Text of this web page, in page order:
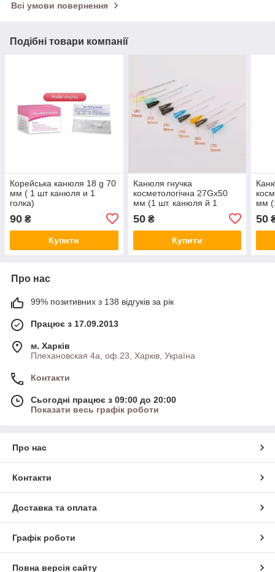
Всі умови повернення
Подібні товари компанії
Корейська канюля 18 g 70
мм ( 1 шт канюля и 1
голка)
90 ₴
Купити
Канюля гнучка
косметологічна 27Gx50
мм (1 шт. канюля й 1
50₴
Купити
мм
50
Про нас
99% позитивних з 138 відгуків за рік
Працює з 17.09.2013
м. Харків
Плехановская 4а, оф.23, Харків, Україна
Контакти
Сьогодні працює з 09:00 до 20:00
Показати весь графік роботи
Про нас
Контакти
Доставка та оплата
Графік роботи
Повна версія сайту